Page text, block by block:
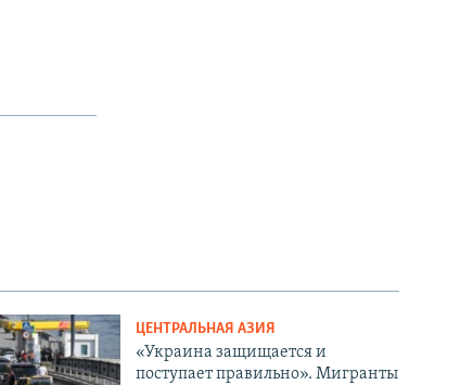
ЦЕНТРАЛЬНАЯ АЗИЯ
«Украина защищается и
поступает правильно». Мигранты